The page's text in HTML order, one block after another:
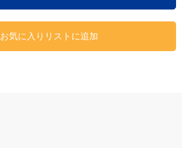
お気に入りリストに追加